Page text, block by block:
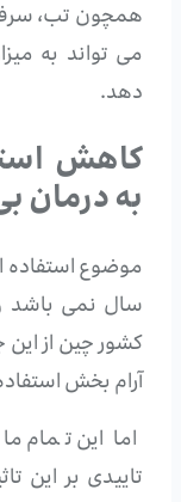
همچون تب،
می تواند به
دهد.
کاهش
به درمان
موضوع
کشور چین از
آرام بخش
اما این تمام
تاییدی بر این